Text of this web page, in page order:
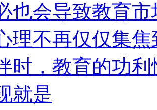
也会导致教育
理不再仅仅集
时，教育的功
就是